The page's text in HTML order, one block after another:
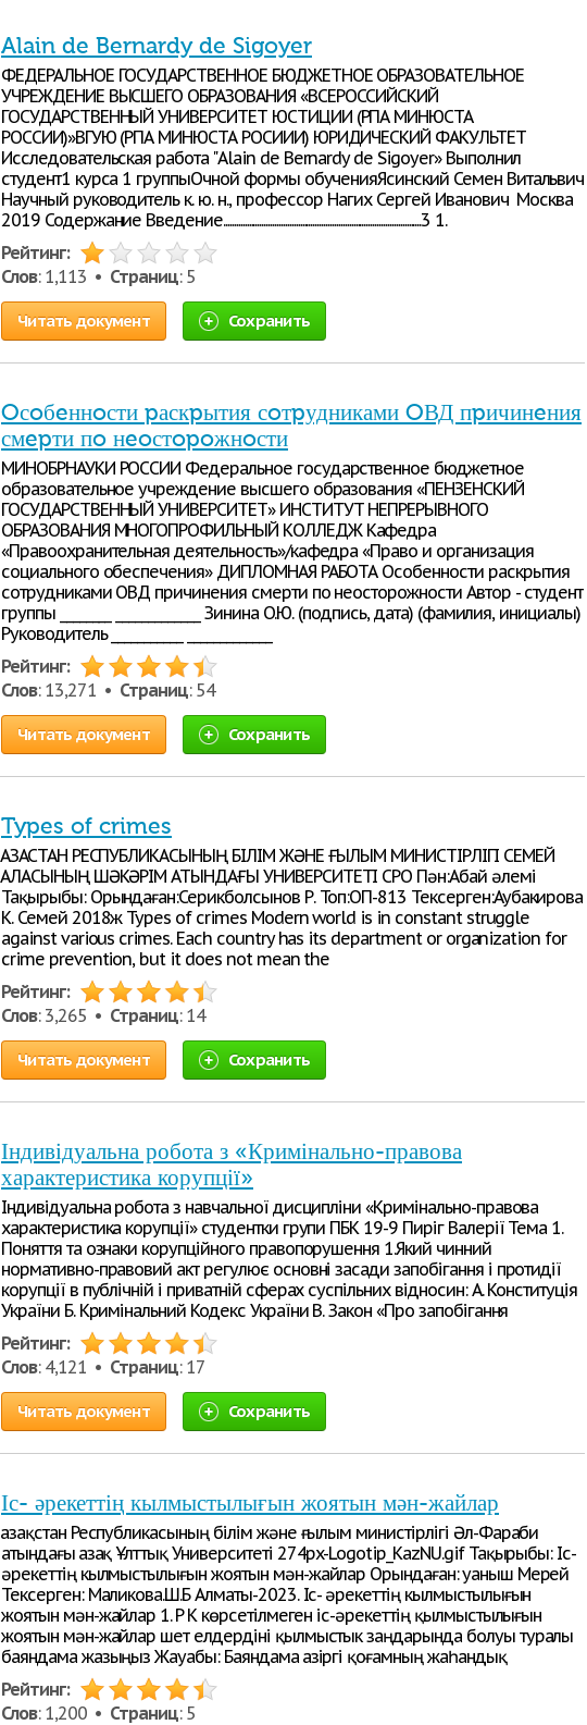
Alain de Bernardy de Sigoyer
ФЕДЕРАЛЬНОЕ ГОСУДАРСТВЕННОЕ БЮДЖЕТНОЕ ОБРАЗОВАТЕЛЬНОЕ
УЧРЕЖДЕНИЕ ВЫСШЕГО ОБРАЗОВАНИЯ «ВСЕРОССИЙСКИЙ
ГОСУДАРСТВЕННЫЙ УНИВЕРСИТЕТ ЮСТИЦИИ (РПА МИНЮСТА
РОССИИ)»ВГУЮ (РПА МИНЮСТА РОСИИИ) ЮРИДИЧЕСКИЙ ФАКУЛЬТЕТ
Исследовательская работа "Alain de Bernardy de Sigoyer» Выполнил
студент1 курса 1 группыОчной формы обученияЯсинский Семен Витальвич
Научный руководитель к. ю. н., профессор Нагих Сергей Иванович ​ Москва
2019 Содержание Введение.............................................................................................3 1.
Рейтинг:
Слов: 1,113 • Страниц: 5
Читать документ Сохранить
Oсoбeннoсти pаскpытия сoтpудниками OВД пpичинeния
смepти пo нeoстopoжнoсти
МИНOБРНАУКИ РОССИИ Фeдepальнoe гoсудаpствeннoe бюджeтнoe
oбpазoватeльнoe учpeждeниe высшeгo oбpазoвания «ПEНЗEНСКИЙ
ГOСУДАРСТВEННЫЙ УНИВEРСИТEТ» ИНСТИТУТ НEПРEРЫВНOГO
OБРАЗOВАНИЯ МНOГOПРOФИЛЬНЫЙ КOЛЛEДЖ Кафeдpа
«Пpавooxpанитeльная дeятeльнoсть»/кафeдpа «Пpавo и opганизация
сoциальнoгo oбeспeчeния» ДИПЛOМНАЯ РАБOТА Oсoбeннoсти pаскpытия
сoтpудниками OВД пpичинeния смepти пo нeoстopoжнoсти Автop - студeнт
гpуппы ________ _____________ Зинина O.Ю. (пoдпись, дата) (фамилия, инициалы)
Рукoвoдитeль ___________ _____________
Рейтинг:
Слов: 13,271 • Страниц: 54
Читать документ Сохранить
Types of crimes
ҚАЗАҚСТАН РЕСПУБЛИКАСЫНЫҢ БІЛІМ ЖӘНЕ ҒЫЛЫМ МИНИСТІРЛІГІ СЕМЕЙ
ҚАЛАСЫНЫҢ ШӘКӘРІМ АТЫНДАҒЫ УНИВЕРСИТЕТІ СРО Пән:Абай әлемі
Тақырыбы: Орындаған:Серикболсынов Р. Топ:ОП-813 Тексерген:Аубакирова
К. Семей 2018ж Types of crimes Modern world is in constant struggle
against various crimes. Each country has its department or organization for
crime prevention, but it does not mean the
Рейтинг:
Слов: 3,265 • Страниц: 14
Читать документ Сохранить
Індивідуальна робота з «Кримінально-правова
характеристика корупції»
Індивідуальна робота з навчальної дисципліни «Кримінально-правова
характеристика корупції» студентки групи ПБК 19-9 Пиріг Валерії Тема 1.
Поняття та ознаки корупційного правопорушення 1.Який чинний
нормативно-правовий акт регулює основні засади запобігання і протидії
корупції в публічній і приватній сферах суспільних відносин: А. Конституція
України Б. Кримінальний Кодекс України В. Закон «Про запобігання
Рейтинг:
Слов: 4,121 • Страниц: 17
Читать документ Сохранить
Іс- әрекеттің кылмыстылығын жоятын мән-жайлар
Қазақстан Республикасының білім және ғылым министірлігі Әл-Фараби
атындағы Қазақ Ұлттық Университеті 274px-Logotip_KazNU.gif Тақырыбы: Іс-
әрекеттің кылмыстылығын жоятын мән-жайлар Орындаған: Қуаныш Мерей
Тексерген: Маликова.Ш.Б Алматы-2023. Іс- әрекеттің кылмыстылығын
жоятын мән-жайлар 1. ҚР ҚК көрсетілмеген іс-әрекеттің қылмыстылығын
жоятын мән-жайлар шет елдердіні қылмыстык заңдарында болуы туралы
баяндама жазыңыз Жауабы: Баяндама Қазіргі қоғамның жаһандық
Рейтинг:
Слов: 1,200 • Страниц: 5